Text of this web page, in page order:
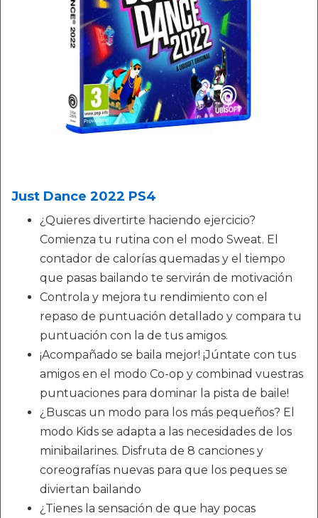
Just Dance 2022 PS4
¿Quieres divertirte haciendo ejercicio?
Comienza tu rutina con el modo Sweat. El
contador de calorías quemadas y el tiempo
que pasas bailando te servirán de motivación
Controla y mejora tu rendimiento con el
repaso de puntuación detallado y compara tu
puntuación con la de tus amigos.
¡Acompañado se baila mejor! ¡Júntate con tus
amigos en el modo Co-op y combinad vuestras
puntuaciones para dominar la pista de baile!
¿Buscas un modo para los más pequeños? El
modo Kids se adapta a las necesidades de los
minibailarines. Disfruta de 8 canciones y
coreografías nuevas para que los peques se
diviertan bailando
¿Tienes la sensación de que hay pocas